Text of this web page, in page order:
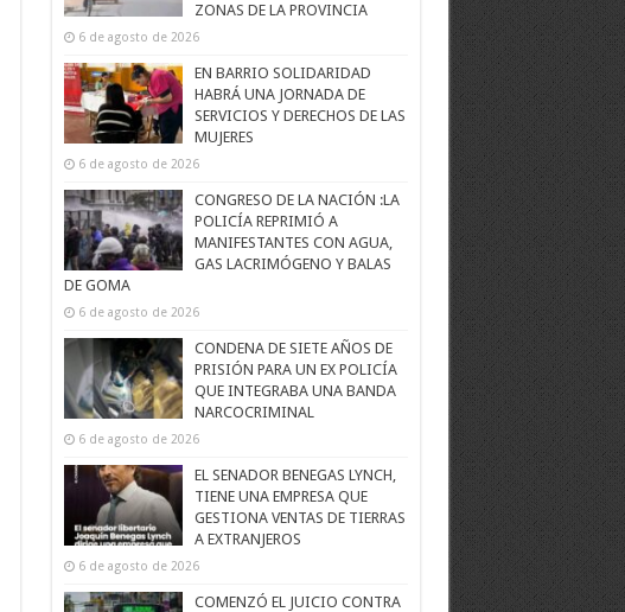
ZONAS DE LA PROVINCIA
6 de agosto de 2026
EN BARRIO SOLIDARIDAD
HABRÁ UNA JORNADA DE
SERVICIOS Y DERECHOS DE LAS
MUJERES
6 de agosto de 2026
CONGRESO DE LA NACIÓN :LA
POLICÍA REPRIMIÓ A
MANIFESTANTES CON AGUA,
GAS LACRIMÓGENO Y BALAS
DE GOMA
6 de agosto de 2026
CONDENA DE SIETE AÑOS DE
PRISIÓN PARA UN EX POLICÍA
QUE INTEGRABA UNA BANDA
NARCOCRIMINAL
6 de agosto de 2026
EL SENADOR BENEGAS LYNCH,
TIENE UNA EMPRESA QUE
GESTIONA VENTAS DE TIERRAS
A EXTRANJEROS
6 de agosto de 2026
COMENZÓ EL JUICIO CONTRA